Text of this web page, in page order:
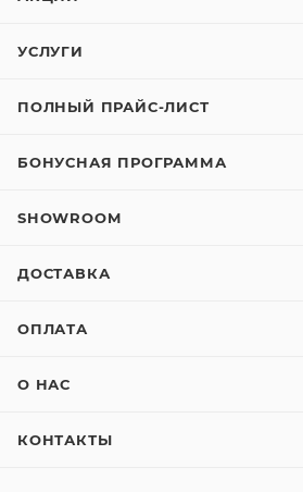
УСЛУГИ
ПОЛНЫЙ ПРАЙС-ЛИСТ
БОНУСНАЯ ПРОГРАММА
SHOWROOM
ДОСТАВКА
ОПЛАТА
О НАС
КОНТАКТЫ